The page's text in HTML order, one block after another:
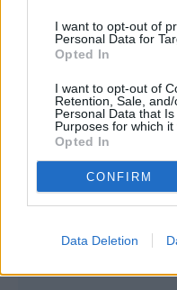
I want to opt-out of
Personal Data for
Opted In
I want to opt-out of
Retention, Sale,
Personal Data that
Purposes for which it
Opted In
CONFIRM
Data Deletion